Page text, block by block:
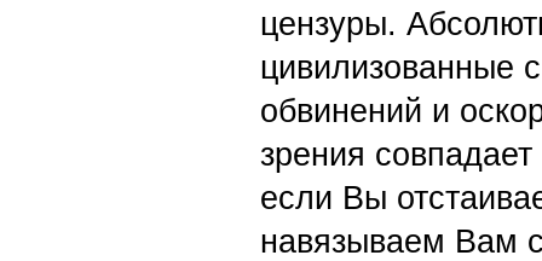
цензуры.
цивилизованные
обвинений и
зрения
если Вы
навязываем Вам